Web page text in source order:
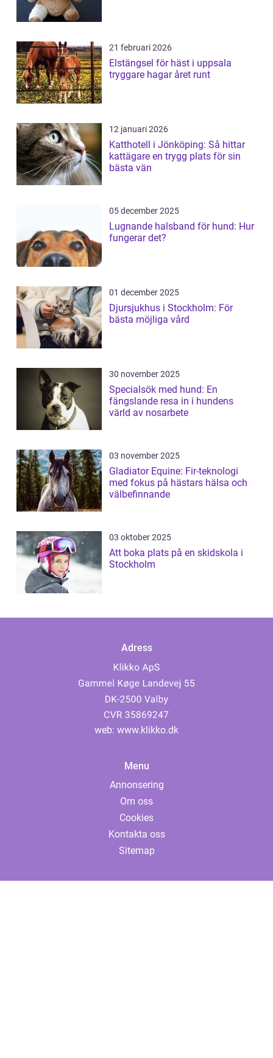
21 februari 2026
Elstängsel för häst i uppsala
tryggare hagar året runt
12 januari 2026
Katthotell i Jönköping: Så hittar
kattägare en trygg plats för sin
bästa vän
05 december 2025
Lugnande halsband för hund: Hur
fungerar det?
01 december 2025
Djursjukhus i Stockholm: För
bästa möjliga vård
30 november 2025
Specialsök med hund: En
fängslande resa in i hundens
värld av nosarbete
03 november 2025
Gladiator Equine: Fir-teknologi
med fokus på hästars hälsa och
välbefinnande
03 oktober 2025
Att boka plats på en skidskola i
Stockholm
Adress
web: www.klikko.dk
Menu
Annonsering
Om oss
Cookies
Kontakta oss
Sitemap